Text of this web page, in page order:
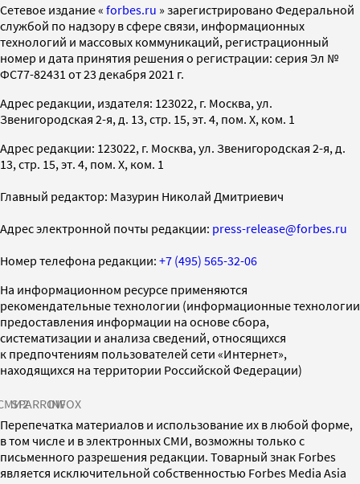
Cетевое издание « forbes.ru » зарегистрировано Федеральной
службой по надзору в сфере связи, информационных
технологий и массовых коммуникаций, регистрационный
номер и дата принятия решения о регистрации: серия Эл №
ФС77-82431 от 23 декабря 2021 г.
Адрес редакции, издателя: 123022, г. Москва, ул.
Звенигородская 2-я, д. 13, стр. 15, эт. 4, пом. X, ком. 1
Адрес редакции: 123022, г. Москва, ул. Звенигородская 2-я, д.
13, стр. 15, эт. 4, пом. X, ком. 1
Главный редактор: Мазурин Николай Дмитриевич
Адрес электронной почты редакции: press-release@forbes.ru
Номер телефона редакции: +7 (495) 565-32-06
На информационном ресурсе применяются
рекомендательные технологии (информационные технологии
предоставления информации на основе сбора,
систематизации и анализа сведений, относящихся
к предпочтениям пользователей сети «Интернет»,
находящихся на территории Российской Федерации)
SPARROWINFOX
Перепечатка материалов и использование их в любой форме,
в том числе и в электронных СМИ, возможны только с
письменного разрешения редакции. Товарный знак Forbes
является исключительной собственностью Forbes Media Asia